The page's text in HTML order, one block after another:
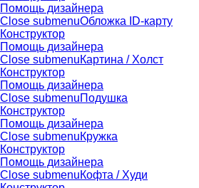
Помощь дизайнера
Close submenuОбложка ID-карту
Конструктор
Помощь дизайнера
Close submenuКартина / Холст
Конструктор
Помощь дизайнера
Close submenuПодушка
Конструктор
Помощь дизайнера
Close submenuКружка
Конструктор
Помощь дизайнера
Close submenuКофта / Худи